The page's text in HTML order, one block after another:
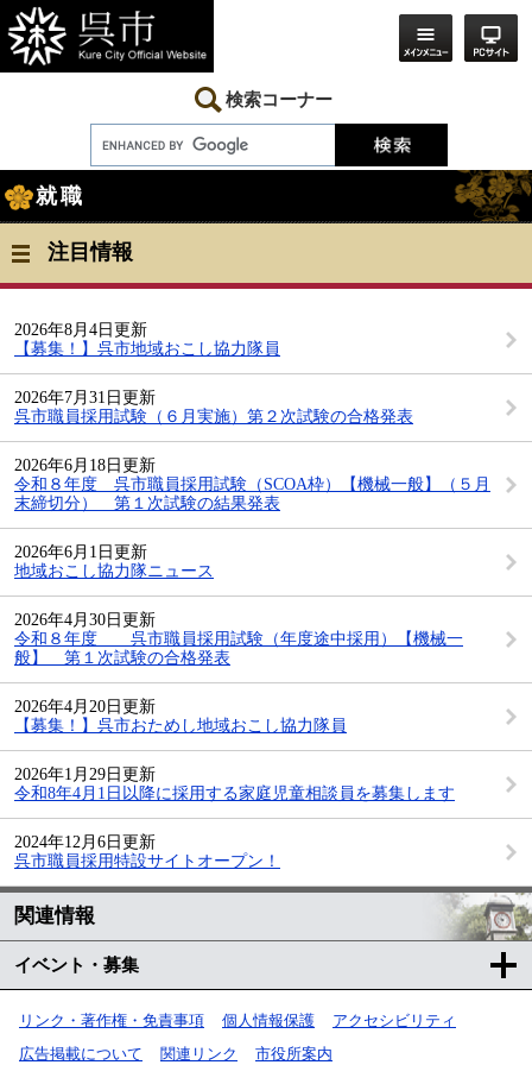
ー
ジ
の
ニ
ュ
ー
て
本
文
へ
検索コーナー
文
就職
注目情報
2026年8月4日更新
【募集！】呉市地域おこし協力隊員
2026年7月31日更新
呉市職員採用試験（６月実施）第２次試験の合格発表
2026年6月18日更新
令和８年度 呉市職員採用試験（SCOA枠）【機械一般】（５月
末締切分） 第１次試験の結果発表
2026年6月1日更新
地域おこし協力隊ニュース
2026年4月30日更新
令和８年度 呉市職員採用試験（年度途中採用）【機械一
般】 第１次試験の合格発表
2026年4月20日更新
【募集！】呉市おためし地域おこし協力隊員
2026年1月29日更新
令和8年4月1日以降に採用する家庭児童相談員を募集します
2024年12月6日更新
呉市職員採用特設サイトオープン！
関連情報
イベント・募集
リンク・著作権・免責事項 個人情報保護
アクセシビリティ
広告掲載について
関連リンク 市役所案内